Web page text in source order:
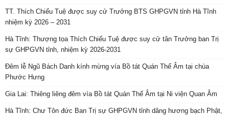
TT. Thích Chiếu Tuệ được suy cử Trưởng BTS GHPGVN tỉnh Hà Tĩnh
nhiệm kỳ 2026 – 2031
Hà Tĩnh: Thượng tọa Thích Chiếu Tuệ được suy cử tân Trưởng ban Trị
sự GHPGVN tỉnh, nhiệm kỳ 2026-2031
Đêm lễ Ngũ Bách Danh kính mừng vía Bồ tát Quán Thế Âm tại chùa
Phước Hưng
Gia Lai: Thiêng liêng đêm vía Bồ tát Quán Thế Âm tại Ni viện Quan Âm
Hà Tĩnh: Chư Tôn đức Ban Trị sự GHPGVN tỉnh dâng hương bạch Phật,